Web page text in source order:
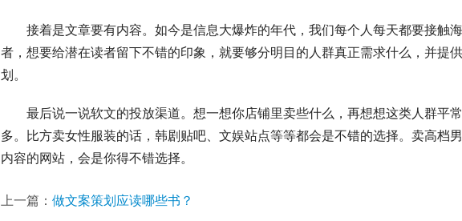
接着是文章要有内容。如今是信息大爆炸的年代，我们每个人每天都要接触
者，想要给潜在读者留下不错的印象，就要够分明目的人群真正需求什么，并提
划。
最后说一说软文的投放渠道。想一想你店铺里卖些什么，再想想这类人群平
多。比方卖女性服装的话，韩剧贴吧、文娱站点等等都会是不错的选择。卖高档
内容的网站，会是你得不错选择。
上一篇： 做文案策划应读哪些书？